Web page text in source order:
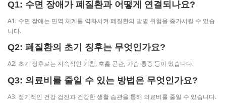
Q1: 수면 장애가 폐질환과 어떻게 연결되나요?
A1: 수면 장애는 면역 체계를 약화시켜 폐질환의 발병 위험을 증가시킬 수 있습
니다.
Q2: 폐질환의 초기 징후는 무엇인가요?
A2: 초기 징후로는 지속적인 기침, 호흡 곤란, 가슴 통증 등이 있습니다.
Q3: 의료비를 줄일 수 있는 방법은 무엇인가요?
A3: 정기적인 건강 검진과 건강한 생활 습관을 통해 의료비를 줄일 수 있습니다.